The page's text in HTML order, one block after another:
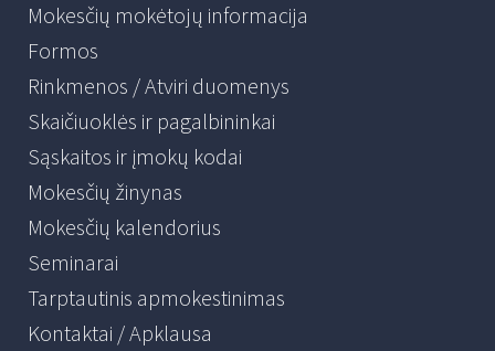
Mokesčių mokėtojų informacija
Formos
Rinkmenos / Atviri duomenys
Skaičiuoklės ir pagalbininkai
Sąskaitos ir įmokų kodai
Mokesčių žinynas
Mokesčių kalendorius
Seminarai
Tarptautinis apmokestinimas
Kontaktai / Apklausa